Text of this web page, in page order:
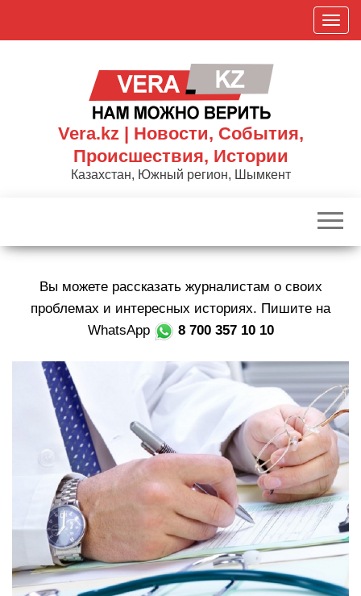
П
о
к
р
в
и
г
а
ц
и
ю
Vera.kz | Новости, События,
Происшествия, Истории
Казахстан, Южный регион, Шымкент
Вы можете рассказать журналистам о своих
проблемах и интересных историях. Пишите на
WhatsApp
8 700 357 10 10